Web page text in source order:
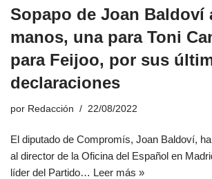
Sopapo de Joan Baldoví
manos, una para Toni
para Feijoo, por sus
declaraciones
por Redacción 22/08/2022
El diputado de Compromís, Joan Baldoví,
al director de la Oficina del Español en
líder del Partido… Leer más »